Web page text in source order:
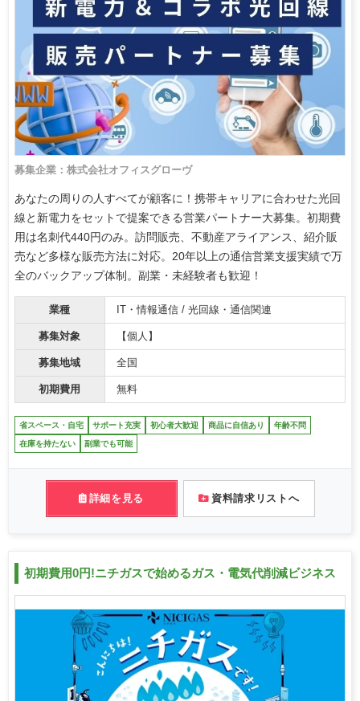
募集企業：株式会社オフィスグローヴ
あなたの周りの人すべてが顧客に！携帯キャリアに合わせた光回
線と新電力をセットで提案できる営業パートナー大募集。初期費
用は名刺代440円のみ。訪問販売、不動産アライアンス、紹介販
売など多様な販売方法に対応。20年以上の通信営業支援実績で万
全のバックアップ体制。副業・未経験者も歓迎！
業種 IT・情報通信 / 光回線・通信関連
募集対象 【個人】
募集地域 全国
初期費用 無料
省スペース・自宅 サポート充実 初心者大歓迎 商品に自信あり 年齢不問
在庫を持たない 副業でも可能
詳細を見る 資料請求リストへ
初期費用0円!ニチガスで始めるガス・電気代削減ビジネス